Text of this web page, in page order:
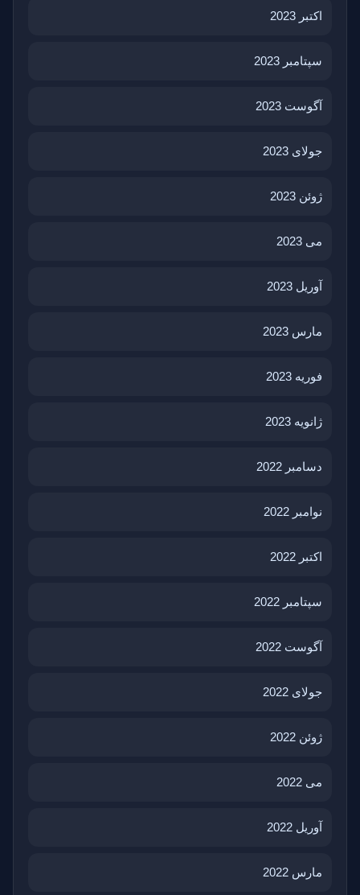
اکتبر 2023
سپتامبر 2023
آگوست 2023
جولای 2023
ژوئن 2023
می 2023
آوریل 2023
مارس 2023
فوریه 2023
ژانویه 2023
دسامبر 2022
نوامبر 2022
اکتبر 2022
سپتامبر 2022
آگوست 2022
جولای 2022
ژوئن 2022
می 2022
آوریل 2022
مارس 2022